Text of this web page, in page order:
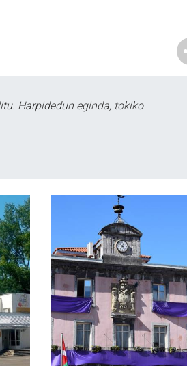
Harpidedun eginda, tokiko